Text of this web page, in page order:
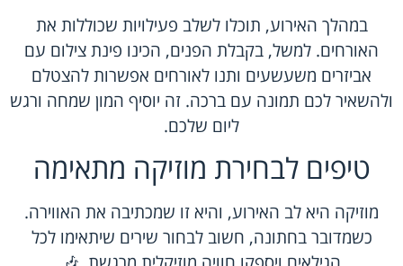
במהלך האירוע, תוכלו לשלב פעילויות שכוללות את
האורחים. למשל, בקבלת הפנים, הכינו פינת צילום עם
אביזרים משעשעים ותנו לאורחים אפשרות להצטלם
ולהשאיר לכם תמונה עם ברכה. זה יוסיף המון שמחה ורגש
ליום שלכם.
טיפים לבחירת מוזיקה מתאימה
מוזיקה היא לב האירוע, והיא זו שמכתיבה את האווירה.
כשמדובר בחתונה, חשוב לבחור שירים שיתאימו לכל